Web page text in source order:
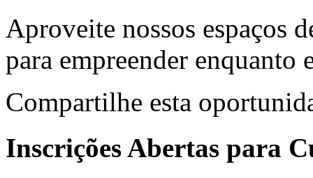
Aproveite nossos espaços
para empreender enquanto
Compartilhe esta
Inscrições Abertas para